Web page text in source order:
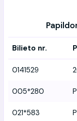
Bilieto nr.
0141529
005*280
021*583